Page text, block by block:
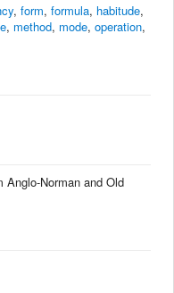
, form, formula, habitude,
, method, mode, operation,
Norman and Old